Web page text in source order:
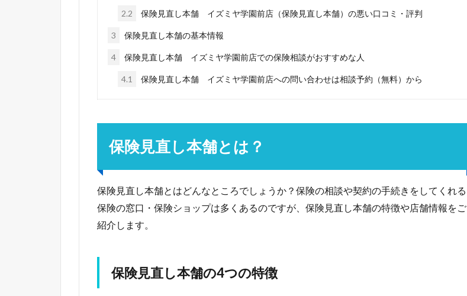
2.2 保険見直し本舗 イズミヤ学園前店（保険見直し本舗）の悪い口コミ・評判
3 保険見直し本舗の基本情報
4 保険見直し本舗 イズミヤ学園前店での保険相談がおすすめな人
4.1 保険見直し本舗 イズミヤ学園前店への問い合わせは相談予約（無料）から
保険見直し本舗とは？
保険見直し本舗とはどんなところでしょうか？保険の相談や契約の手続きをしてくれる
保険の窓口・保険ショップは多くあるのですが、保険見直し本舗の特徴や店舗情報をご
紹介します。
保険見直し本舗の4つの特徴